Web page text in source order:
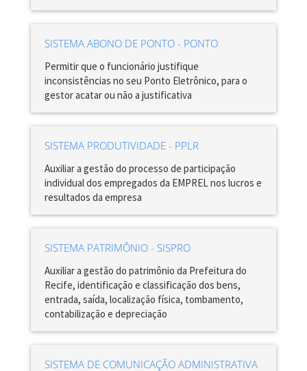
SISTEMA ABONO DE PONTO - PONTO
Permitir que o funcionário justifique
inconsistências no seu Ponto Eletrônico, para o
gestor acatar ou não a justificativa
SISTEMA PRODUTIVIDADE - PPLR
Auxiliar a gestão do processo de participação
individual dos empregados da EMPREL nos lucros e
resultados da empresa
SISTEMA PATRIMÔNIO - SISPRO
Auxiliar a gestão do patrimônio da Prefeitura do
Recife, identificação e classificação dos bens,
entrada, saída, localização física, tombamento,
contabilização e depreciação
SISTEMA DE COMUNICAÇÃO ADMINISTRATIVA